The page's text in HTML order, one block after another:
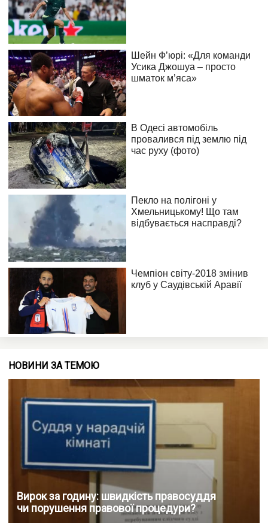
НОВИНИ ЗА ТЕМОЮ
Вирок за годину: швидкість правосуддя
чи порушення правової процедури?